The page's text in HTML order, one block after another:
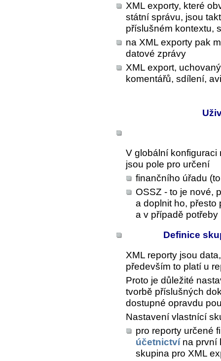
XML exporty, které
státní správu, jsou
příslušném kontextu,
na XML exporty pak
datové zprávy
XML export,
komentářů, sdílení,
V globální
jsou pole pro určení
finančního úřadu
OSSZ - to je nové,
a doplnit ho, přesto
a v případě potřeby
Definice
XML reporty jsou
především to platí u
Proto je důležité
tvorbě příslušných
dostupné opravdu
Nastavení vlastnící
pro reporty určené
účetnictvína první
skupina pro XML